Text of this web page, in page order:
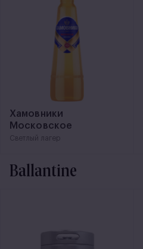
Хамовники
Московское
Светлый лагер
Ballantine